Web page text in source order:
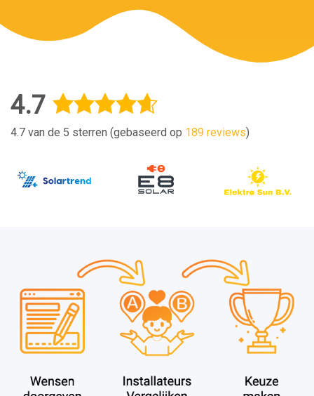
4.7
4.7 van de 5 sterren (gebaseerd op 189 reviews)